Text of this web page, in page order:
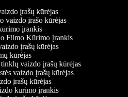
įrašų kūrėjas
vaizdo įrašo kūrėjas
įrankis
Filmo Kūrimo Įrankis
įrašų kūrėjas
kūrėjas
tinklų vaizdo įrašų kūrėjas
vaizdo įrašų kūrėjas
įrašų kūrėjas
kūrimo įrankis